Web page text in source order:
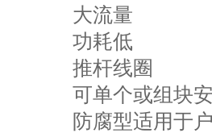
大流量
功耗低
推杆线圈
可单个或组块
防腐型适用于